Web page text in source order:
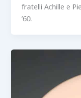
fratelli Achille e
’60.